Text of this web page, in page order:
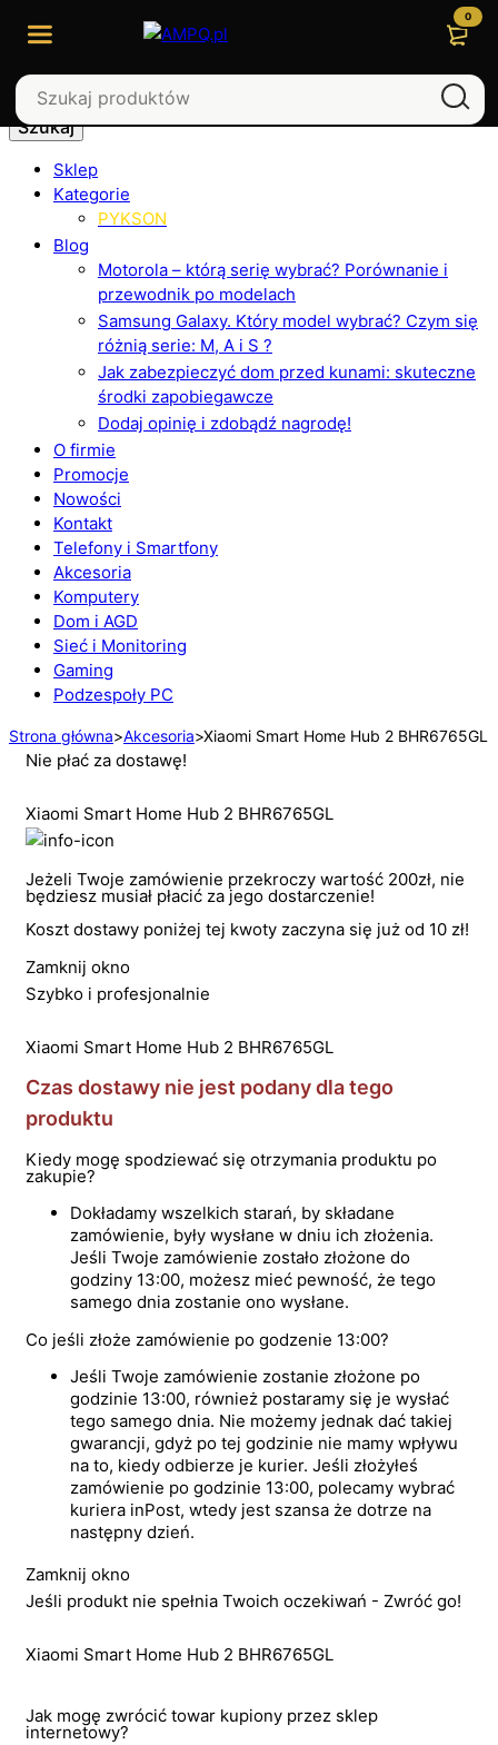
Szukaj
Sklep
Kategorie
PYKSON
Blog
Motorola – którą serię wybrać? Porównanie i
przewodnik po modelach
Samsung Galaxy. Który model wybrać? Czym się
różnią serie: M, A i S ?
Jak zabezpieczyć dom przed kunami: skuteczne
środki zapobiegawcze
Dodaj opinię i zdobądź nagrodę!
O firmie
Promocje
Nowości
Kontakt
Telefony i Smartfony
Akcesoria
Komputery
Dom i AGD
Sieć i Monitoring
Gaming
Podzespoły PC
0
Strona główna>Akcesoria>Xiaomi Smart Home Hub 2 BHR6765GL
Nie płać za dostawę!
Xiaomi Smart Home Hub 2 BHR6765GL
Jeżeli Twoje zamówienie przekroczy wartość 200zł, nie
będziesz musiał płacić za jego dostarczenie!
Koszt dostawy poniżej tej kwoty zaczyna się już od 10 zł!
Zamknij okno
Szybko i profesjonalnie
Xiaomi Smart Home Hub 2 BHR6765GL
Czas dostawy nie jest podany dla tego
produktu
Kiedy mogę spodziewać się otrzymania produktu po
zakupie?
Dokładamy wszelkich starań, by składane
zamówienie, były wysłane w dniu ich złożenia.
Jeśli Twoje zamówienie zostało złożone do
godziny 13:00, możesz mieć pewność, że tego
samego dnia zostanie ono wysłane.
Co jeśli złoże zamówienie po godzenie 13:00?
Jeśli Twoje zamówienie zostanie złożone po
godzinie 13:00, również postaramy się je wysłać
tego samego dnia. Nie możemy jednak dać takiej
gwarancji, gdyż po tej godzinie nie mamy wpływu
na to, kiedy odbierze je kurier. Jeśli złożyłeś
zamówienie po godzinie 13:00, polecamy wybrać
kuriera inPost, wtedy jest szansa że dotrze na
następny dzień.
Zamknij okno
Jeśli produkt nie spełnia Twoich oczekiwań - Zwróć go!
Xiaomi Smart Home Hub 2 BHR6765GL
Jak mogę zwrócić towar kupiony przez sklep
internetowy?